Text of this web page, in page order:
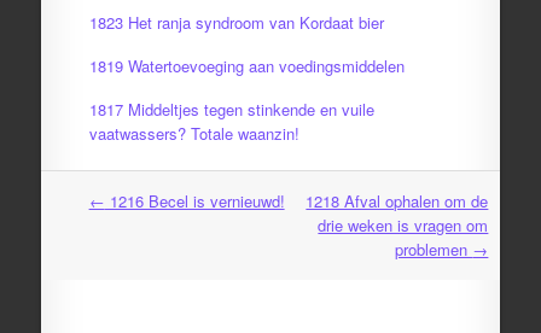
1823 Het ranja syndroom van Kordaat bier
1819 Watertoevoeging aan voedingsmiddelen
1817 Middeltjes tegen stinkende en vuile
vaatwassers? Totale waanzin!
Post
← 1216 Becel is vernieuwd!
1218 Afval ophalen om de
drie weken is vragen om
problemen →